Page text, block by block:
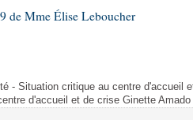
de Mme Élise Leboucher
- Situation critique au centre d'accueil
d'accueil et de crise Ginette Amado